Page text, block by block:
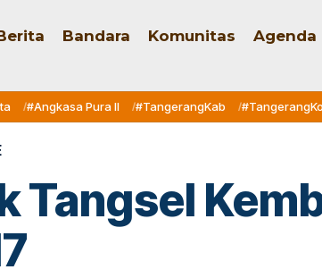
Bandara Komunitas Agenda
#Angkasa Pura II #TangerangKab
Tangsel